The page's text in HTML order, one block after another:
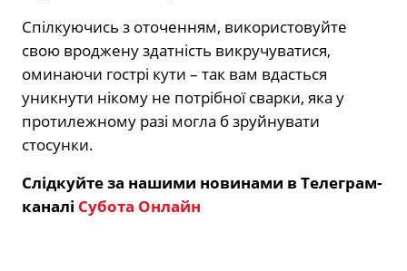
Спілкуючись з оточенням, використовуйте
свою вроджену здатність викручуватися,
оминаючи гострі кути – так вам вдасться
уникнути нікому не потрібної сварки, яка у
протилежному разі могла б зруйнувати
стосунки.
Слідкуйте за нашими новинами в Телеграм-
каналі Субота Онлайн